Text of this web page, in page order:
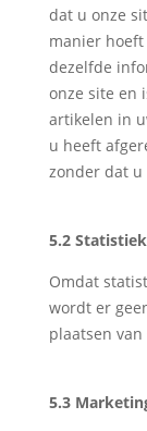
dat u onze
manier
dezelfde
onze site en
artikelen in
u heeft
zonder dat u
5.2
Omdat
wordt er
plaatsen
5.3